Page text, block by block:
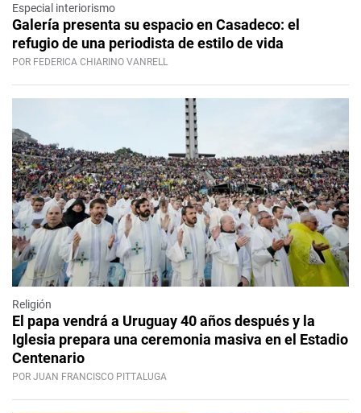
Especial interiorismo
Galería presenta su espacio en Casadeco: el
refugio de una periodista de estilo de vida
POR FEDERICA CHIARINO VANRELL
Religión
El papa vendrá a Uruguay 40 años después y la
Iglesia prepara una ceremonia masiva en el Estadio
Centenario
POR JUAN FRANCISCO PITTALUGA